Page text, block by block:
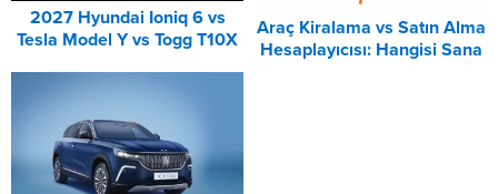
2027 Hyundai Ioniq 6 vs
Tesla Model Y vs Togg T10X
Araç Kiralama vs Satın Alma
Hesaplayıcısı: Hangisi Sana